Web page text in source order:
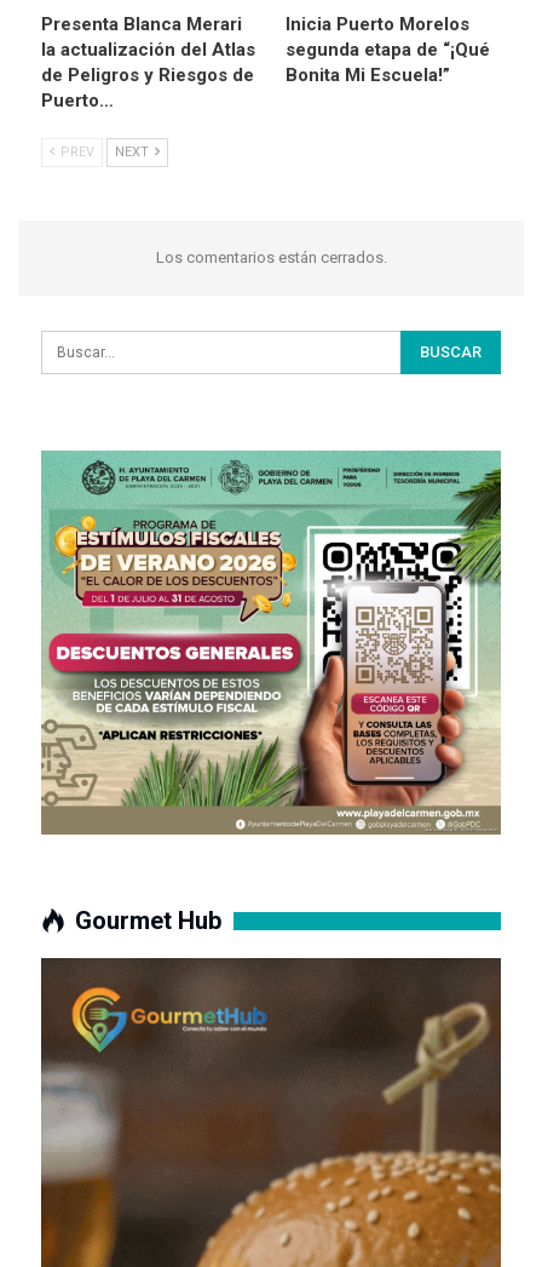
Presenta Blanca Merari
la actualización del Atlas
de Peligros y Riesgos de
Puerto…
Inicia Puerto Morelos
segunda etapa de “¡Qué
Bonita Mi Escuela!”
PREV NEXT
Los comentarios están cerrados.
Gourmet Hub